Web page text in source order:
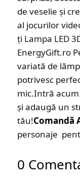
de veselie și
al jocurilor
ți Lampa LED
EnergyGift.ro
variată de
potrivesc
mic.Intră
și adaugă un
tău!Comandă
personaje
0